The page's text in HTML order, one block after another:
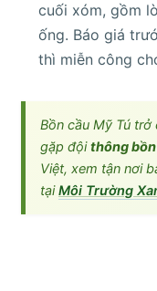
cuối xóm, gồm
ống. Báo giá
thì miễn công
Bồn cầu Mỹ Tú
gặp độithông
Việt, xem tận nơi
tạiMôi Trường